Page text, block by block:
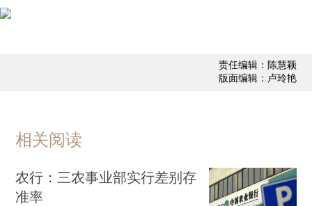
责任编辑：陈慧颖
版面编辑：卢玲艳
相关阅读
农行：三农事业部实行差别存
准率